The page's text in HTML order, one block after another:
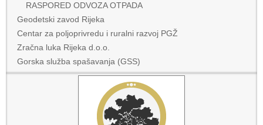
RASPORED ODVOZA OTPADA
Geodetski zavod Rijeka
Centar za poljoprivredu i ruralni razvoj PGŽ
Zračna luka Rijeka d.o.o.
Gorska služba spašavanja (GSS)